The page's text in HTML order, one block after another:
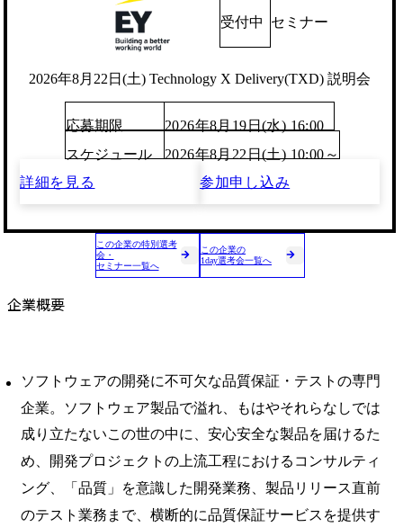
受付中 セミナー
2026年8月22日(土) Technology X Delivery(TXD) 説明会
応募期限
2026年8月19日(水) 16:00
スケジュール
2026年8月22日(土) 10:00～
詳細を見る
参加申し込み
この企業の特別選考
会・
セミナー一覧へ
この企業の
1day選考会一覧へ
企業概要
ソフトウェアの開発に不可欠な品質保証・テストの専門
企業。ソフトウェア製品で溢れ、もはやそれらなしでは
成り立たないこの世の中に、安心安全な製品を届けるた
め、開発プロジェクトの上流工程におけるコンサルティ
ング、「品質」を意識した開発業務、製品リリース直前
のテスト業務まで、横断的に品質保証サービスを提供す